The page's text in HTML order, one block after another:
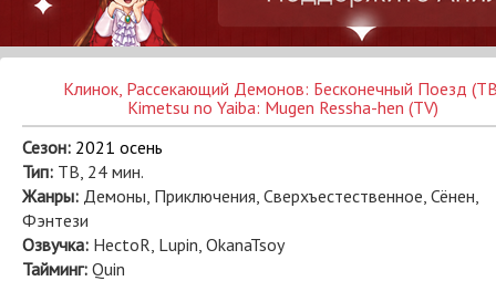
Клинок, Рассекающий Демонов: Бесконечный Поезд
Kimetsu no Yaiba: Mugen Ressha-hen (TV)
Сезон: 2021 осень
Тип: ТВ, 24 мин.
Жанры: Демоны, Приключения, Сверхъестественное, Сёнен,
Фэнтези
Озвучка: HectoR, Lupin, OkanaTsoy
Тайминг: Quin